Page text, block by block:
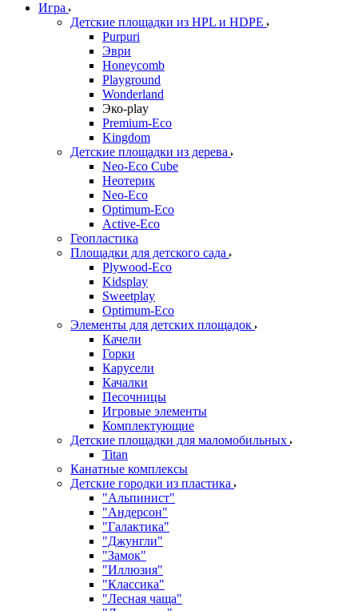
Игра
Детские площадки из HPL и HDPE
Purpuri
Эври
Honeycomb
Playground
Wonderland
Эко-play
Premium-Eco
Kingdom
Детские площадки из дерева
Neo-Eco Cube
Неотерик
Neo-Eco
Оptimum-Еco
Active-Eco
Геопластика
Площадки для детского сада
Plywood-Eco
Kidsplay
Sweetplay
Оptimum-Еco
Элементы для детских площадок
Качели
Горки
Карусели
Качалки
Песочницы
Игровые элементы
Комплектующие
Детские площадки для маломобильных
Titan
Канатные комплексы
Детские городки из пластика
"Альпинист"
"Андерсон"
"Галактика"
"Джунгли"
"Замок"
"Иллюзия"
"Классика"
"Лесная чаща"